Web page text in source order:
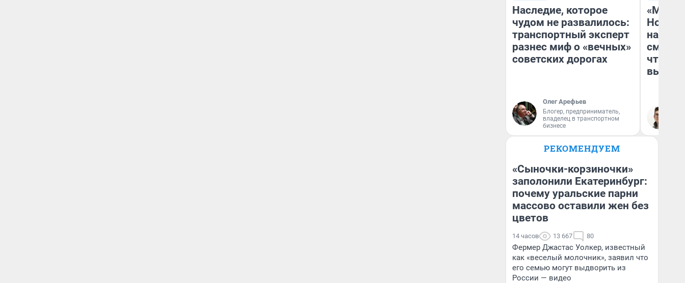
Наследие, которое
чудом не развалилось:
транспортный эксперт
разнес миф о «вечных»
советских дорогах
Олег Арефьев
Блогер, предприниматель,
владелец в транспортном
бизнесе
«Мы
чтобы
РЕКОМЕНДУЕМ
«Сыночки-корзиночки»
заполонили Екатеринбург:
почему уральские парни
массово оставили жен без
цветов
14 часов 13 667 80
Фермер Джастас Уолкер, известный
как «веселый молочник», заявил что
его семью могут выдворить из
России — видео